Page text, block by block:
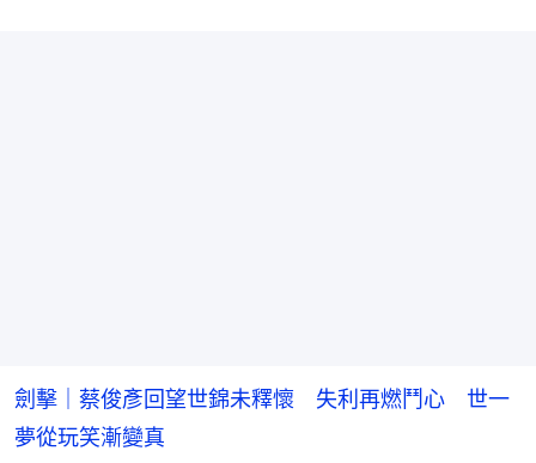
劍擊｜蔡俊彥回望世錦未釋懷 失利再燃鬥心 世一
夢從玩笑漸變真